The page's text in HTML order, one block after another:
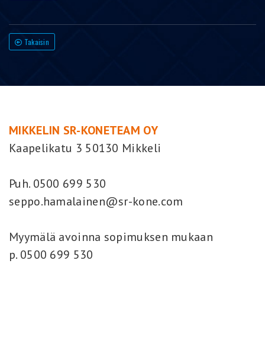
Takaisin
MIKKELIN SR-KONETEAM OY
Kaapelikatu 3 50130 Mikkeli
Puh. 0500 699 530
seppo.hamalainen@sr-kone.com
Myymälä avoinna sopimuksen mukaan
p. 0500 699 530